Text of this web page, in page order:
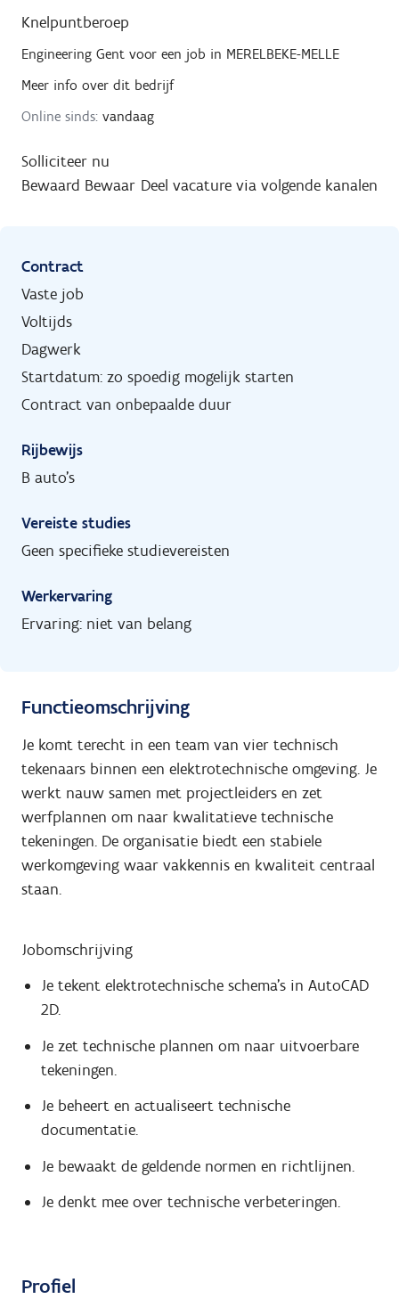
Knelpuntberoep
Engineering Gent voor een job in MERELBEKE-MELLE
Meer info over dit bedrijf
Online sinds: vandaag
Solliciteer nu
Bewaard Bewaar Deel vacature via volgende kanalen
Contract
Vaste job
Voltijds
Dagwerk
Startdatum: zo spoedig mogelijk starten
Contract van onbepaalde duur
Rijbewijs
B auto's
Vereiste studies
Geen specifieke studievereisten
Werkervaring
Ervaring: niet van belang
Functieomschrijving
Je komt terecht in een team van vier technisch
tekenaars binnen een elektrotechnische omgeving. Je
werkt nauw samen met projectleiders en zet
werfplannen om naar kwalitatieve technische
tekeningen. De organisatie biedt een stabiele
werkomgeving waar vakkennis en kwaliteit centraal
staan.
Jobomschrijving
Je tekent elektrotechnische schema's in AutoCAD
2D.
Je zet technische plannen om naar uitvoerbare
tekeningen.
Je beheert en actualiseert technische
documentatie.
Je bewaakt de geldende normen en richtlijnen.
Je denkt mee over technische verbeteringen.
Profiel